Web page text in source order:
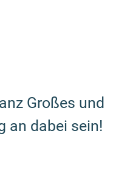
Großes und
an dabei sein!